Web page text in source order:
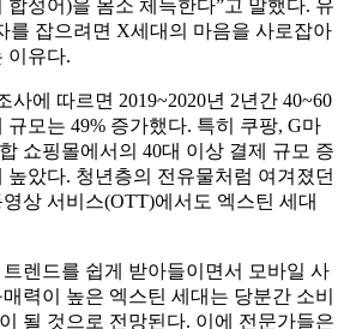
합성어)을 몸소 체득한다”고 말했다. 유
를 잡으려면 X세대의 마음을 사로잡아
이유다.
에 따르면 2019~2020년 2년간 40~60
모는 49% 증가했다. 특히 쿠팡, G마
쇼핑몰에서의 40대 이상 결제 규모 증
높았다. 청년층의 전유물처럼 여겨졌던
상 서비스(OTT)에서도 엑스틴 세대
렌드를 쉽게 받아들이면서 모바일 사
력이 높은 엑스틴 세대는 당분간 소비
될 것으로 전망된다. 이에 전문가들은